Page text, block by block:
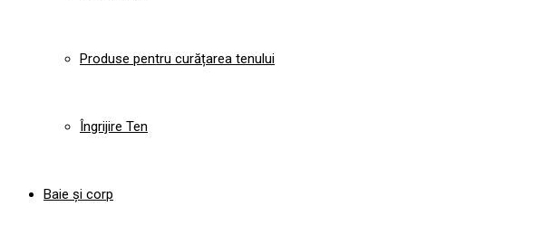
Produse pentru curățarea tenului
Îngrijire Ten
Baie și corp